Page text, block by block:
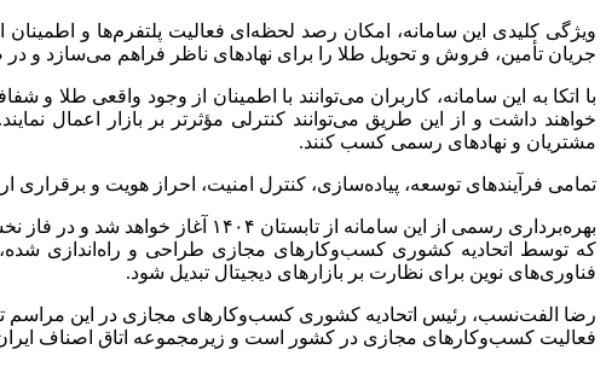
ویژگی کلیدی این سامانه، امکان رصد لحظه‌ای فعالیت پلتفرم‌ها و
جریان تأمین، فروش و تحویل طلا را برای نهادهای ناظر فراهم می‌سازد و
با اتکا به این سامانه، کاربران می‌توانند با اطمینان از وجود واقعی طلا
خواهند داشت و از این طریق می‌توانند کنترلی مؤثرتر بر بازار اعمال
مشتریان و نهادهای رسمی کسب کنند.
تمامی فرآیندهای توسعه، پیاده‌سازی، کنترل امنیت، احراز هویت و
بهره‌برداری رسمی از این
که توسط اتحادیه کشوری کسب‌وکارهای مجازی طراحی و راه‌اندازی شده،
فناوری‌های نوین برای نظارت بر بازارهای دیجیتال تبدیل شود.
فعالیت کسب‌وکارهای مجازی در کشور است و زیرمجموعه اتاق اصناف